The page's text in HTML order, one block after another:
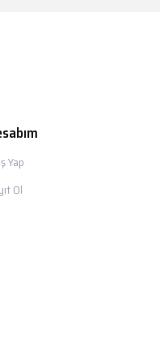
Yap
Ol